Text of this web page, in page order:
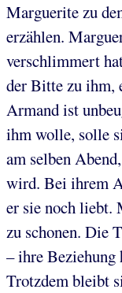
Marguerite zu
erzählen.
verschlimmert
der Bitte zu ihm,
Armand ist
ihm wolle, solle
am selben
wird. Bei ihrem
er sie noch liebt.
zu schonen. Die
– ihre Beziehung
Trotzdem bleibt